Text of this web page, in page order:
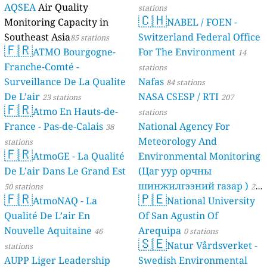
AQSEAAir Quality
Monitoring Capacity in
Southeast Asia85 stations
🇫🇷ATMO Bourgogne-
Franche-Comté -
Surveillance De La Qualite
De L’air 23 stations
🇫🇷Atmo En Hauts-de-
France - Pas-de-Calais 38
stations
🇫🇷AtmoGE - La Qualité
De L’air Dans Le Grand Est
50 stations
🇫🇷AtmoNAQ - La
Qualité De L’air En
Nouvelle Aquitaine 46
stations
AUPP Liger Leadership
stations
🇨🇭NABEL / FOEN -
Switzerland Federal Office
For The Environment 14
stations
Nafas 84 stations
NASA CSESP / RTI 207
stations
National Agency For
Meteorology And
Environmental Monitoring
(Цаг уур орчны
шинжилгээний газар ) 21
stations
🇵🇪National University
Of San Agustin Of
Arequipa 0 stations
🇸🇪Natur Vårdsverket -
Swedish Environmental